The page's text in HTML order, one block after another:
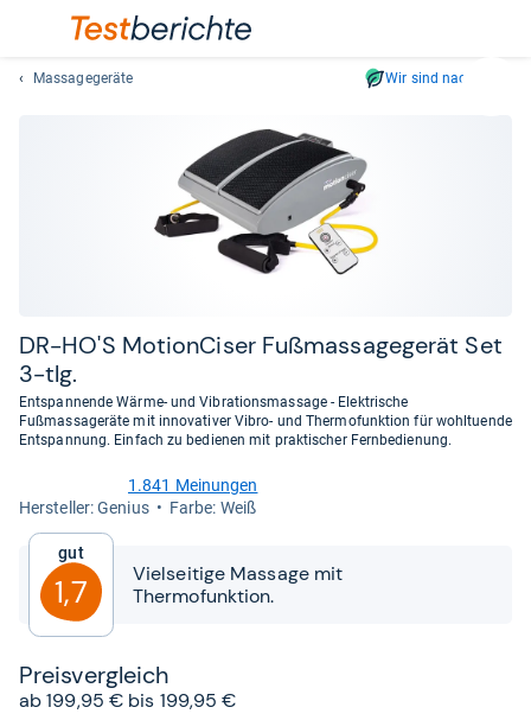
sich
Massagegeräte Wir sind nachhaltig
DR-​HO'S Motion­Ci­ser Fuß­mas­sa­ge­ge­rät Set
3-​tlg.
Entspannende Wärme- und Vibrationsmassage - Elektrische
Fußmassageräte mit innovativer Vibro- und Thermofunktion für wohltuende
Entspannung. Einfach zu bedienen mit praktischer Fernbedienung.
von
Sternen
1.841 Meinungen
Her­stel­ler: Genius
Farbe: Weiß
Gut
1,7
Vielseitige Massage mit
Thermofunktion.
Preis­ver­gleich
ab 199,95 € bis 199,95 €